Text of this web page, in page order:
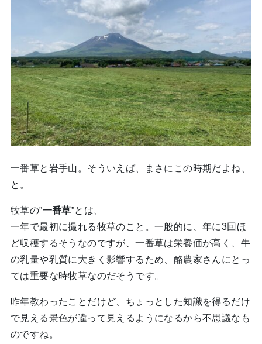
一番草と岩手山。そういえば、まさにこの時期だよね、
と。
牧草の”一番草”とは、
一年で最初に撮れる牧草のこと。 一般的に、年に3回ほ
ど収穫するそうなのですが、一番草は栄養価が高く、牛
の乳量や乳質に大きく影響するため、酪農家さんにとっ
ては重要な時牧草なのだそうです。
昨年教わったことだけど、ちょっとした知識を得るだけ
で見える景色が違って見えるようになるから不思議なも
のですね。